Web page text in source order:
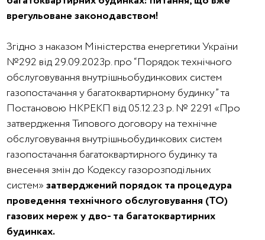
врегульоване законодавством!
Згідно з наказом Міністерства енергетики України
№292 від 29.09.2023р. про “Порядок технічного
обслуговування внутрішньобудинкових систем
газопостачання у багатоквартирному будинку” та
Постановою НКРЕКП від 05.12.23 р. № 2291 «Про
затвердження Типового договору на технічне
обслуговування внутрішньобудинкових систем
газопостачання багатоквартирного будинку та
внесення змін до Кодексу газорозподільних
систем»затверджений порядок та процедура
проведення технічного обслуговування (ТО)
газових мереж у дво- та багатоквартирних
будинках.